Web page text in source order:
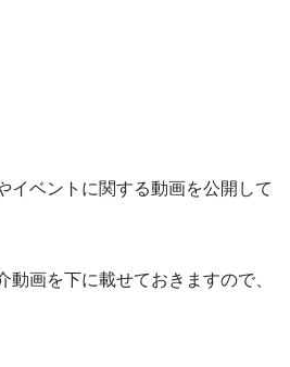
イベントに関する動画を公開して
動画を下に載せておきますので、